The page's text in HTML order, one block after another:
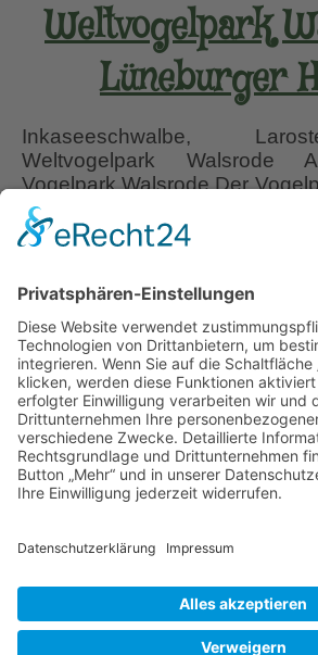
Weltvogelpark
Lüneburger
Inkaseeschwalbe,
Weltvogelpark Walsrode
Vogelpark Walsrode Der
wurde 1962 in der
private Zucht von Fasanen
erlebte wirtschaftliche Höhen
dem 24 ha großen Gelände
etwa 4000 Vögel aus 650…
Liebe Leser! Ihr könnt euch per
informieren lassen, wenn neue
Wurzerlsgarten erscheinen.
diesem Link und gebt dort eure
13. Dezember 2024